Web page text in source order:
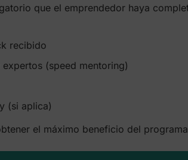
que el emprendedor haya
recibido
(speed mentoring)
(si aplica)
el máximo beneficio del